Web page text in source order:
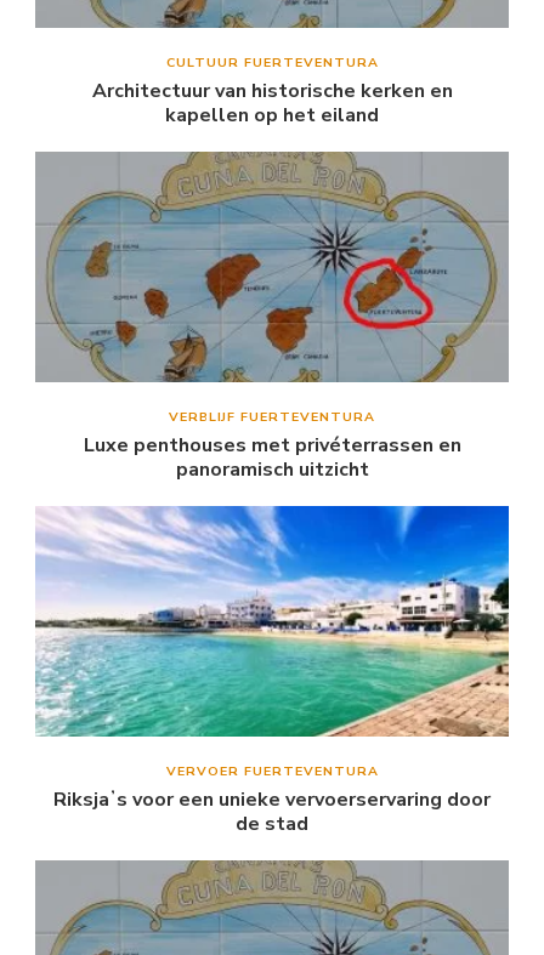
CULTUUR FUERTEVENTURA
Architectuur van historische kerken en
kapellen op het eiland
VERBLIJF FUERTEVENTURA
Luxe penthouses met privéterrassen en
panoramisch uitzicht
VERVOER FUERTEVENTURA
Riksjaʼs voor een unieke vervoerservaring door
de stad